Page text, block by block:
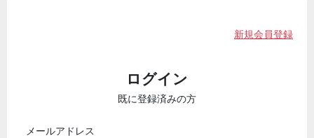
新規会員登録
ログイン
既に登録済みの方
メールアドレス